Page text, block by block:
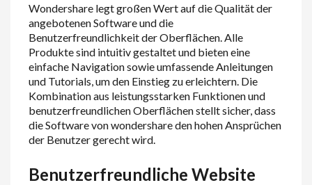
Wondershare legt großen Wert auf die Qualität der
angebotenen Software und die
Benutzerfreundlichkeit der Oberflächen. Alle
Produkte sind intuitiv gestaltet und bieten eine
einfache Navigation sowie umfassende Anleitungen
und Tutorials, um den Einstieg zu erleichtern. Die
Kombination aus leistungsstarken Funktionen und
benutzerfreundlichen Oberflächen stellt sicher, dass
die Software von wondershare den hohen Ansprüchen
der Benutzer gerecht wird.
Benutzerfreundliche Website